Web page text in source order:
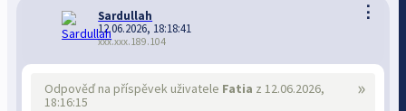
⋮
Sardullah
12.06.2026, 18:18:41
xxx.xxx.189.104
»
Odpověď na příspěvek uživatele Fatia z 12.06.2026,
18:16:15